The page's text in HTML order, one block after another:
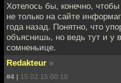
Хотелось бы, конечно,
не только на сайте
года назад. Понятно, что
объяснишь, но ведь тут и у
сомненьице.
Redakteur »
#4 | 15.02.15 00:10